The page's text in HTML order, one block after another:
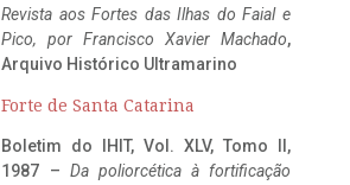
Revista aos Fortes das Ilhas do Faial e
Pico, por Francisco Xavier Machado,
Arquivo Histórico Ultramarino
Forte de Santa Catarina
Boletim do IHIT, Vol. XLV, Tomo II,
1987 – Da poliorcética à fortificação